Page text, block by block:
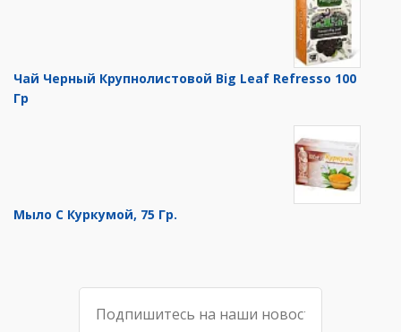
Чай Черный Крупнолистовой Big Leaf Refresso 100
Гр
Мыло С Куркумой, 75 Гр.